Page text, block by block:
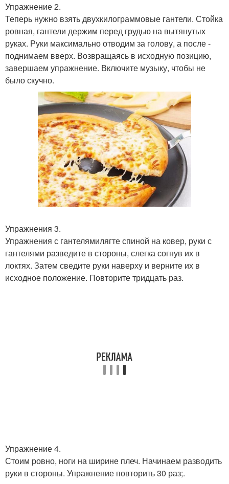
Упражнение 2.
Теперь нужно взять двухкилограммовые гантели. Стойка
ровная, гантели держим перед грудью на вытянутых
руках. Руки максимально отводим за голову, а после -
поднимаем вверх. Возвращаясь в исходную позицию,
завершаем упражнение. Включите музыку, чтобы не
было скучно.
Упражнения 3.
Упражнения с гантелямилягте спиной на ковер, руки с
гантелями разведите в стороны, слегка согнув их в
локтях. Затем сведите руки наверху и верните их в
исходное положение. Повторите тридцать раз.
Упражнение 4.
Стоим ровно, ноги на ширине плеч. Начинаем разводить
руки в стороны. Упражнение повторить 30 раз;.